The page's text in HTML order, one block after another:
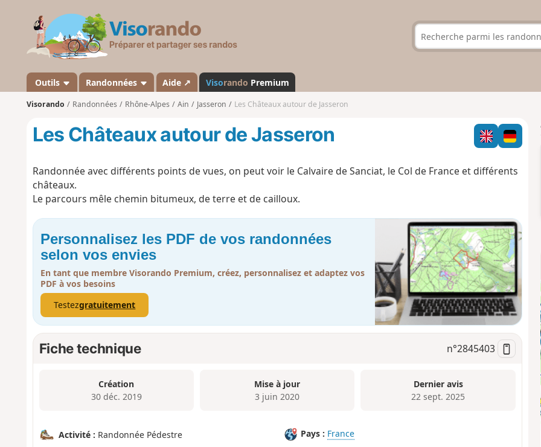
s
a
n
d
Outils Randonnées Aide ↗ Visorando Premium
Visorando Randonnées Rhône-Alpes Ain Jasseron Les Châteaux autour de Jasseron
Les Châteaux autour de Jasseron
Randonnée avec différents points de vues, on peut voir le Calvaire de Sanciat, le Col de France et différents
châteaux.
Le parcours mêle chemin bitumeux, de terre et de cailloux.
Personnalisez les PDF de vos randonnées
selon vos envies
En tant que membre Visorando Premium, créez, personnalisez et adaptez vos
PDF à vos besoins
Testezgratuitement
Fiche technique n°2845403
Création
30 déc. 2019
Mise à jour
3 juin 2020
Dernier avis
22 sept. 2025
Activité : Randonnée Pédestre
Pays : France